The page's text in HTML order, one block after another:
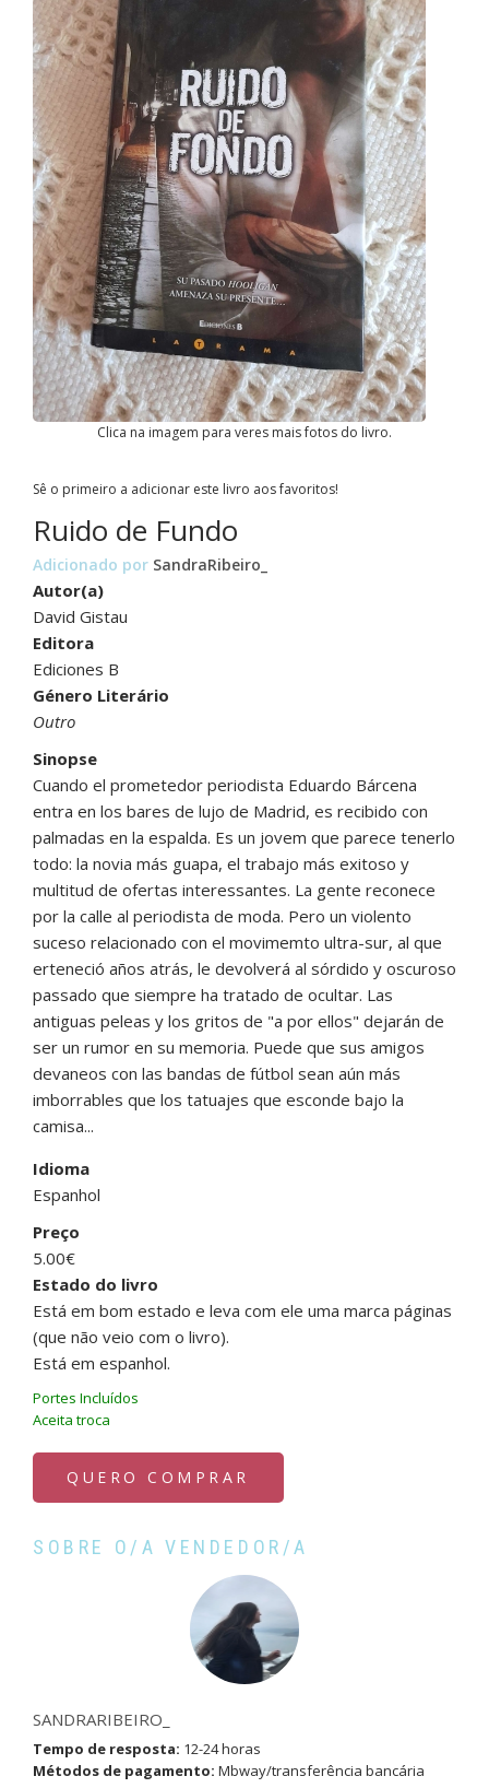
Clica na imagem para veres mais fotos do livro.
Sê o primeiro a adicionar este livro aos favoritos!
Ruido de Fundo
Adicionado por SandraRibeiro_
Autor(a)
David Gistau
Editora
Ediciones B
Género Literário
Outro
Sinopse
Cuando el prometedor periodista Eduardo Bárcena
entra en los bares de lujo de Madrid, es recibido con
palmadas en la espalda. Es un jovem que parece tenerlo
todo: la novia más guapa, el trabajo más exitoso y
multitud de ofertas interessantes. La gente reconece
por la calle al periodista de moda. Pero un violento
suceso relacionado con el movimemto ultra-sur, al que
erteneció años atrás, le devolverá al sórdido y oscuroso
passado que siempre ha tratado de ocultar. Las
antiguas peleas y los gritos de "a por ellos" dejarán de
ser un rumor en su memoria. Puede que sus amigos
devaneos con las bandas de fútbol sean aún más
imborrables que los tatuajes que esconde bajo la
camisa...
Idioma
Espanhol
Preço
5.00€
Estado do livro
Está em bom estado e leva com ele uma marca páginas
(que não veio com o livro).
Está em espanhol.
Portes Incluídos
Aceita troca
QUERO COMPRAR
SOBRE O/A VENDEDOR/A
SANDRARIBEIRO_
Tempo de resposta: 12-24 horas
Métodos de pagamento: Mbway/transferência bancária